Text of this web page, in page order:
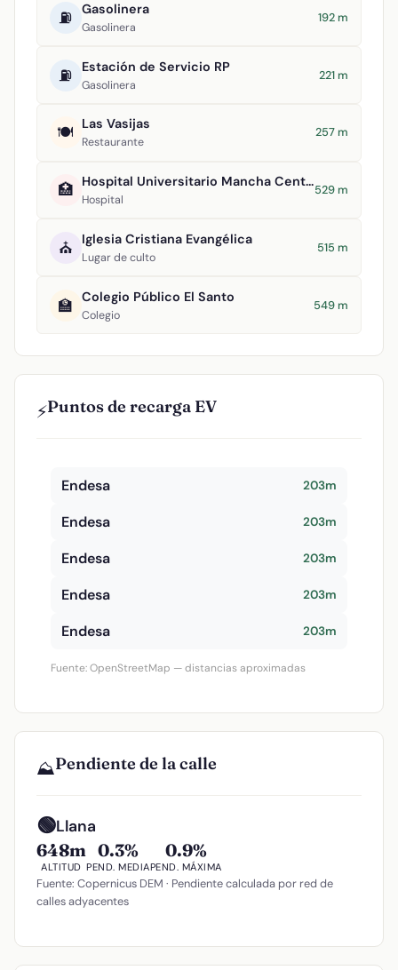
⛽ Gasolinera
Gasolinera
192 m
⛽ Estación de Servicio RP
Gasolinera
221 m
🍽️ Las Vasijas
Restaurante
257 m
🏥 Hospital Universitario Mancha Centro
Hospital
529 m
⛪ Iglesia Cristiana Evangélica
Lugar de culto
515 m
🏫 Colegio Público El Santo
Colegio
549 m
⚡Puntos de recarga EV
Endesa 203m
Endesa 203m
Endesa 203m
Endesa 203m
Endesa 203m
Fuente: OpenStreetMap — distancias aproximadas
⛰️Pendiente de la calle
🟢Llana
648m
ALTITUD
0.3%
PEND. MEDIA
0.9%
PEND. MÁXIMA
Fuente: Copernicus DEM · Pendiente calculada por red de
calles adyacentes